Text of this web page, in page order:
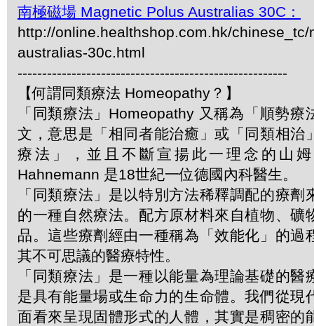
南極磁場 Magnetic Polus Australias 30C：
http://online.healthshop.com.hk/
australias-30c.html
-------------------------------------------------------
【何謂同類療法 Homeopathy？】
「同類療法」Homeopathy 又稱為「順勢療
文，意思是「相同者能治癒」或「同類相治
療法」，並且不斷宣揚此一理念的山
Hahnemann 是18世紀一位德國內科醫生。
「同類療法」是以特別方法稀釋調配的療劑
的一種自然療法。配方原材料來自植物、礦
品。這些療劑經由一種稱為「效能化」的過
其不可思議的醫療特性。
「同類療法」是一種以能量為理論基礎的醫
是具有能量場或生命力的生命體。我們從現
面看來呈現固體形式的人體，其實是稠密的